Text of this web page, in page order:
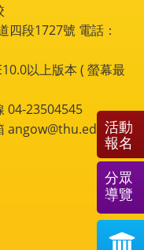
四段1727號 電話：
以上版本 ( 螢幕最
04-23504545
angow@thu.edu.tw
活動
報名
分眾
導覽